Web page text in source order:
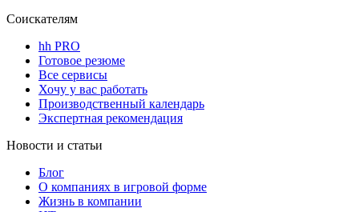
Соискателям
hh PRO
Готовое резюме
Все сервисы
Хочу у вас работать
Производственный календарь
Экспертная рекомендация
Новости и статьи
Блог
О компаниях в игровой форме
Жизнь в компании